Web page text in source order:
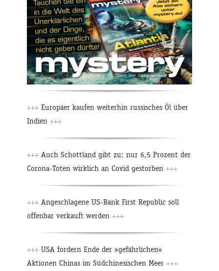
+++ Europäer kaufen weiterhin russisches Öl über
Indien +++
+++ Auch Schottland gibt zu: nur 6,5 Prozent der
Corona-Toten wirklich an Covid gestorben +++
+++ Angeschlagene US-Bank First Republic soll
offenbar verkauft werden +++
+++ USA fordern Ende der »gefährlichen«
Aktionen Chinas im Südchinesischen Meer +++